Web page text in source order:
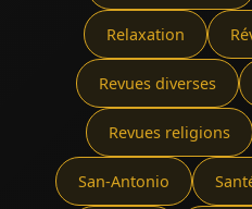
Relaxation
Revues diverses
Revues religions
San-Antonio